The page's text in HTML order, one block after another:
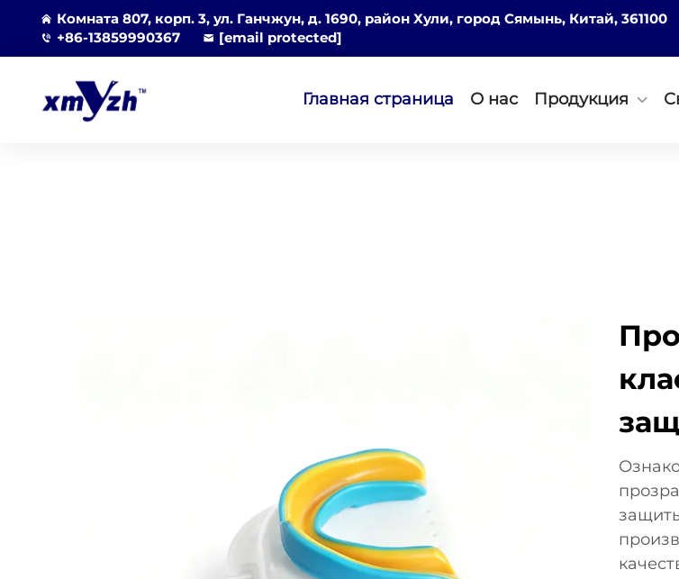
Комната 807, корп. 3, ул. Ганчжун, д. 1690, район Хули, город Сямынь, Китай, 361100
+86-13859990367
[email protected]
Главная страница О нас Продукция